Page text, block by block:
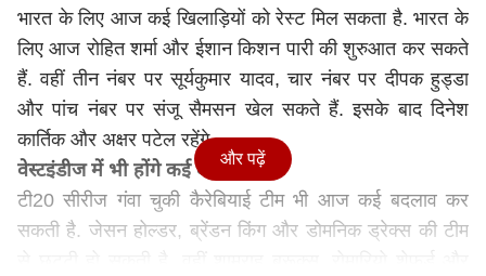
भारत के लिए आज कई खिलाड़ियों को रेस्ट मिल सकता है. भारत के
लिए आज रोहित शर्मा और ईशान किशन पारी की शुरुआत कर सकते
हैं. वहीं तीन नंबर पर सूर्यकुमार यादव, चार नंबर पर दीपक हुड्डा
और पांच नंबर पर संजू सैमसन खेल सकते हैं. इसके बाद दिनेश
कार्तिक और अक्षर पटेल रहेंगे.
वेस्टइंडीज में भी होंगे कई बदलाव
टी20 सीरीज गंवा चुकी कैरेबियाई टीम भी आज कई बदलाव कर
सकती है. जेसन होल्डर, ब्रेंडन किंग और डोमनिक ड्रेक्स की टीम
और पढ़ें